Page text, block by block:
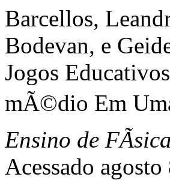
Barcellos,
Bodevan, e
Jogos
mÃ©dio Em
Ensino de FÃ­sica
Acessado